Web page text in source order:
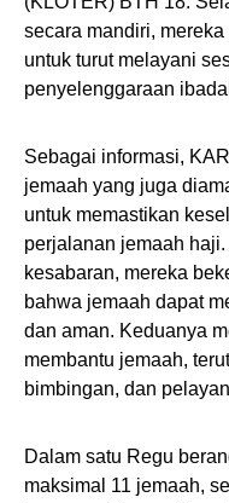
secara mandiri,
untuk turut melayani
penyelenggaraan
Sebagai informasi,
jemaah yang juga
untuk memastikan
perjalanan jemaah
kesabaran, mereka
bahwa jemaah dapat
dan aman. Keduanya
membantu jemaah,
bimbingan, dan
Dalam satu Regu
maksimal 11 jemaah,